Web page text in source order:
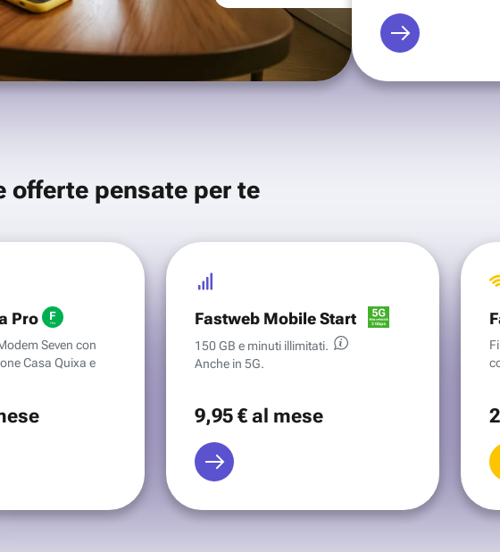
offerte pensate per te
Pro
Seven con
Casa Quixa e
Fastweb Mobile Start
150 GB e minuti illimitati.
Anche in 5G.
9,95 €al mese